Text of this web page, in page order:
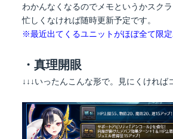
ゴ
リ
ー
わかんなくなるのでメモというかスク
忙しくなければ随時更新予定です。
※最近出てくるユニットがほぼ全て限
・真理開眼
↓↓↓いったんこんな形で。見にくければ